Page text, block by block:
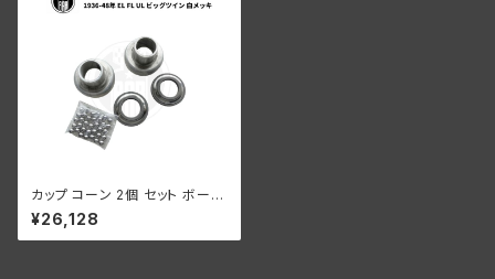
カップ コーン 2個 セット ボール
付き ハーレーダビッドソン 193
6-48年 EL FL UL ビッグツイ
ン 白メッキ
¥26,128